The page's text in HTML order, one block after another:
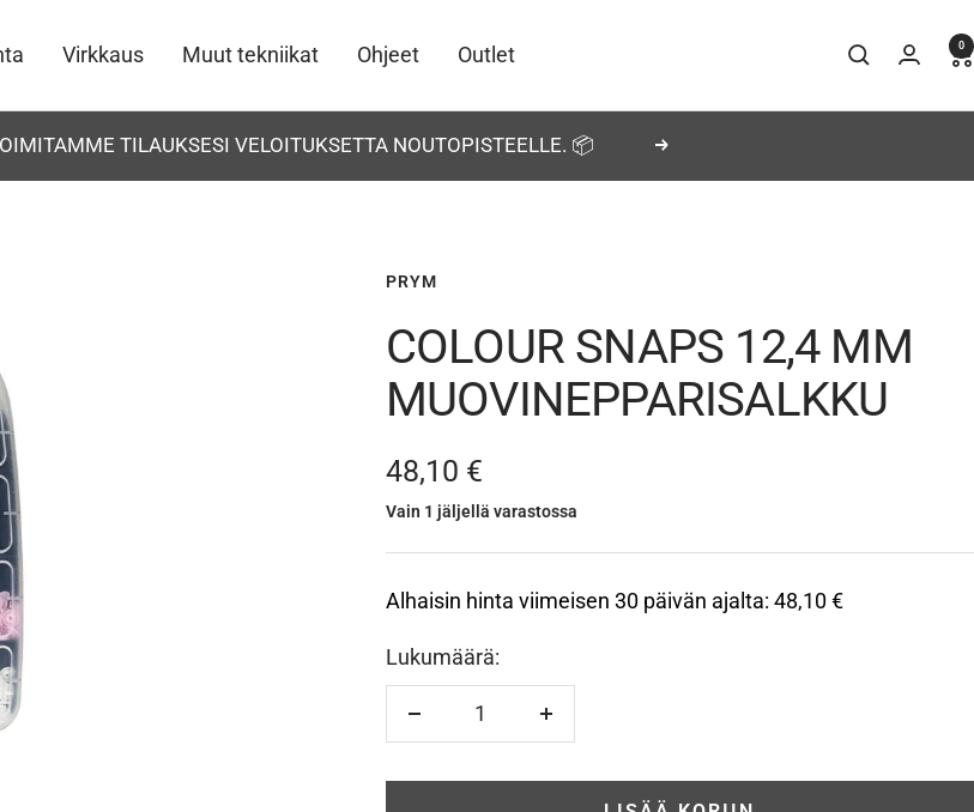
Virkkaus Muut tekniikat Ohjeet Outlet 0
TILAUKSESI VELOITUKSETTA NOUTOPISTEELLE. 📦 Seuraava
PRYM
COLOUR SNAPS 12,4 MM
MUOVINEPPARISALKKU
Alennushinta
48,10 €
Vain 1 jäljellä varastossa
Alhaisin hinta viimeisen 30 päivän ajalta: 48,10 €
Lukumäärä: